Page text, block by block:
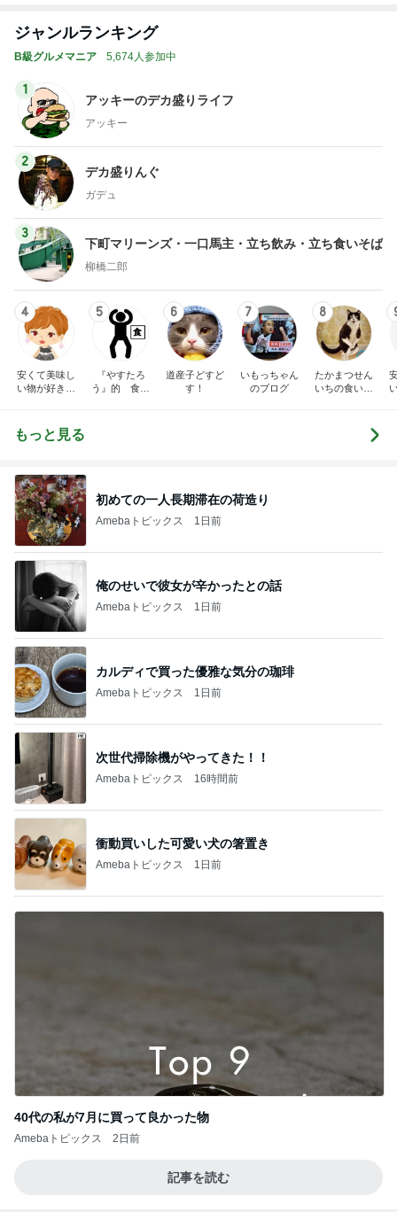
ジャンルランキング
B級グルメマニア 5,674人参加中
1
アッキーのデカ盛りライフ
アッキー
2
デカ盛りんぐ
ガデュ
3
下町マリーンズ・一口馬主・立ち飲み・立ち食いそば
柳橋二郎
4
安くて美味し
い物が好き☆
5
『やすたろ
う』的 食の
6
道産子どすど
す！
7
いもっちゃん
のブログ
8
たかまつせん
いちの食い散
もっと見る
初めての一人長期滞在の荷造り
Amebaトピックス 1日前
俺のせいで彼女が辛かったとの話
Amebaトピックス 1日前
カルディで買った優雅な気分の珈琲
Amebaトピックス 1日前
次世代掃除機がやってきた！！
Amebaトピックス 16時間前
衝動買いした可愛い犬の箸置き
Amebaトピックス 1日前
40代の私が7月に買って良かった物
Amebaトピックス 2日前
記事を読む